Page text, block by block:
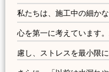
私たちは、施工中の細か
心を第一に考えています
慮し、ストレスを最小限